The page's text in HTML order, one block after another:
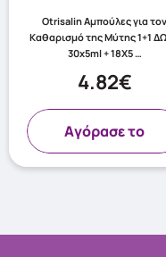
Otrisalin Αμπούλες για τον
Καθαρισμό της Μύτης 1+1 ΔΩΡΟ
30x5ml + 18X5 …
4.82€
Aγόρασε το